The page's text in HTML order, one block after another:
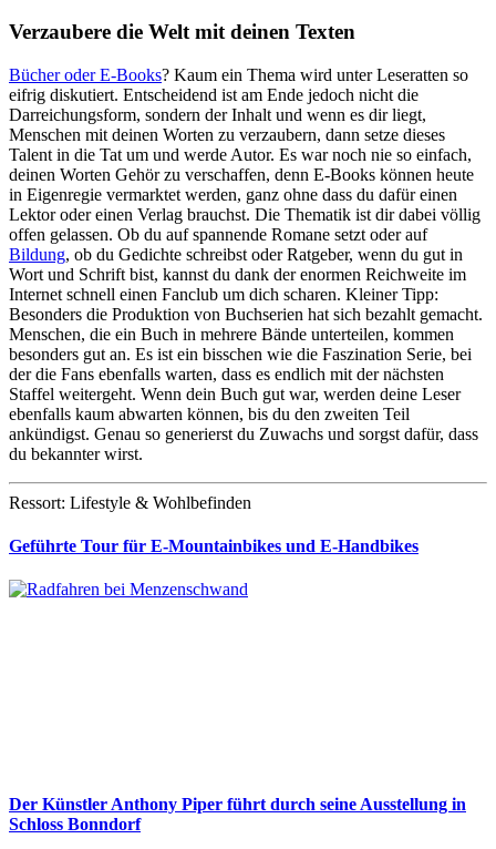
Verzaubere die Welt mit deinen Texten
Bücher oder E-Books? Kaum ein Thema wird unter Leseratten so
eifrig diskutiert. Entscheidend ist am Ende jedoch nicht die
Darreichungsform, sondern der Inhalt und wenn es dir liegt,
Menschen mit deinen Worten zu verzaubern, dann setze dieses
Talent in die Tat um und werde Autor. Es war noch nie so einfach,
deinen Worten Gehör zu verschaffen, denn E-Books können heute
in Eigenregie vermarktet werden, ganz ohne dass du dafür einen
Lektor oder einen Verlag brauchst. Die Thematik ist dir dabei völlig
offen gelassen. Ob du auf spannende Romane setzt oder auf
Bildung, ob du Gedichte schreibst oder Ratgeber, wenn du gut in
Wort und Schrift bist, kannst du dank der enormen Reichweite im
Internet schnell einen Fanclub um dich scharen. Kleiner Tipp:
Besonders die Produktion von Buchserien hat sich bezahlt gemacht.
Menschen, die ein Buch in mehrere Bände unterteilen, kommen
besonders gut an. Es ist ein bisschen wie die Faszination Serie, bei
der die Fans ebenfalls warten, dass es endlich mit der nächsten
Staffel weitergeht. Wenn dein Buch gut war, werden deine Leser
ebenfalls kaum abwarten können, bis du den zweiten Teil
ankündigst. Genau so generierst du Zuwachs und sorgst dafür, dass
du bekannter wirst.
Ressort: Lifestyle & Wohlbefinden
Geführte Tour für E-Mountainbikes und E-Handbikes
Der Künstler Anthony Piper führt durch seine Ausstellung in
Schloss Bonndorf